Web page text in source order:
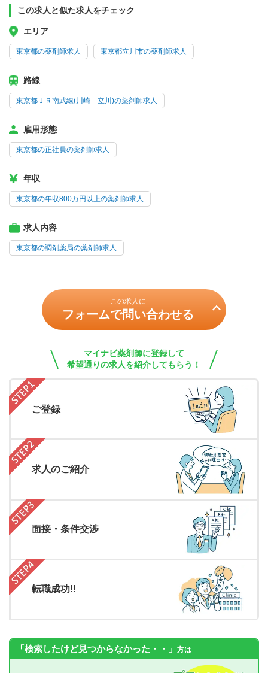
この求人と似た求人をチェック
エリア
東京都の薬剤師求人 東京都立川市の薬剤師求人
路線
東京都ＪＲ南武線(川崎－立川)の薬剤師求人
雇用形態
東京都の正社員の薬剤師求人
年収
東京都の年収800万円以上の薬剤師求人
求人内容
東京都の調剤薬局の薬剤師求人
この求人に
フォームで問い合わせる
マイナビ薬剤師に登録して
希望通りの求人を紹介してもらう！
ご登録
求人のご紹介
面接・条件交渉
転職成功!!
「検索したけど見つからなかった・・」 方は